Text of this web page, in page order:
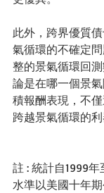
此外，跨界優質
氣循環的不確定
整的景氣循環回
論是在哪一個景
積報酬表現，不
跨越景氣循環的利
註 : 統計自1999
水準以美國十年